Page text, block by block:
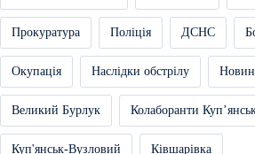
Прокуратура Поліція ДСНС
Окупація Наслідки обстрілу
Великий Бурлук Колаборанти
Куп'янськ-Вузловий Ківшарівка